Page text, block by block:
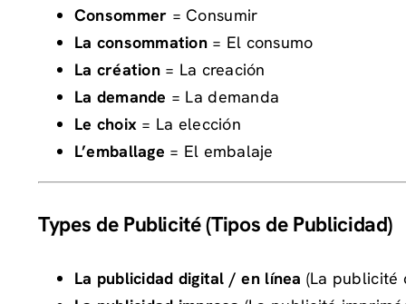
Consommer = Consumir
La consommation = El consumo
La création= La creación
La demande = La demanda
Le choix = La elección
L’emballage = El embalaje
Types de Publicité (Tipos de Publicidad)
La publicidad digital / en línea (La publicité